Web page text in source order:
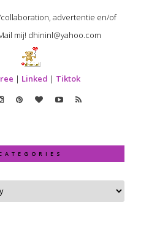
advertentie en/of
mij! dhininl@yahoo.com
| Linked | Tiktok